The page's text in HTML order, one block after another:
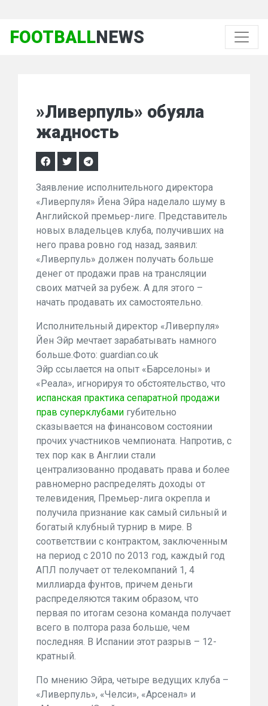
FOOTBALLNEWS
»Ливерпуль» обуяла
жадность
Заявление исполнительного директора
«Ливерпуля» Йена Эйра наделало шуму в
Английской премьер-лиге. Представитель
новых владельцев клуба, получивших на
него права ровно год назад, заявил:
«Ливерпуль» должен получать больше
денег от продажи прав на трансляции
своих матчей за рубеж. А для этого –
начать продавать их самостоятельно.
Исполнительный директор «Ливерпуля»
Йен Эйр мечтает зарабатывать намного
больше.Фото: guardian.co.uk
Эйр ссылается на опыт «Барселоны» и
«Реала», игнорируя то обстоятельство, что
испанская практика сепаратной продажи
прав суперклубами губительно
сказывается на финансовом состоянии
прочих участников чемпионата. Напротив, с
тех пор как в Англии стали
централизованно продавать права и более
равномерно распределять доходы от
телевидения, Премьер-лига окрепла и
получила признание как самый сильный и
богатый клубный турнир в мире. В
соответствии с контрактом, заключенным
на период с 2010 по 2013 год, каждый год
АПЛ получает от телекомпаний 1, 4
миллиарда фунтов, причем деньги
распределяются таким образом, что
первая по итогам сезона команда получает
всего в полтора раза больше, чем
последняя. В Испании этот разрыв – 12-
кратный.
По мнению Эйра, четыре ведущих клуба –
«Ливерпуль», «Челси», «Арсенал» и